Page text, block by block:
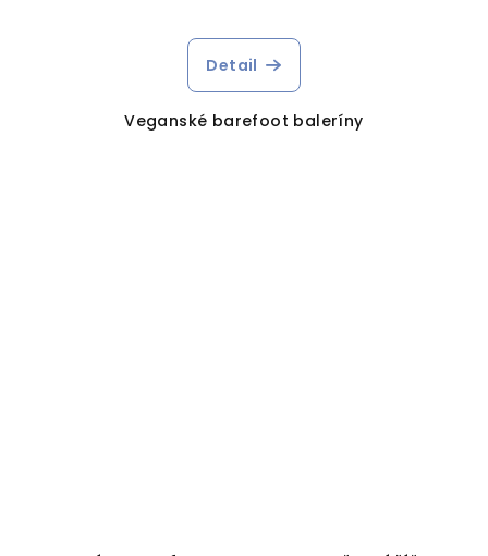
Detail
Veganské barefoot baleríny